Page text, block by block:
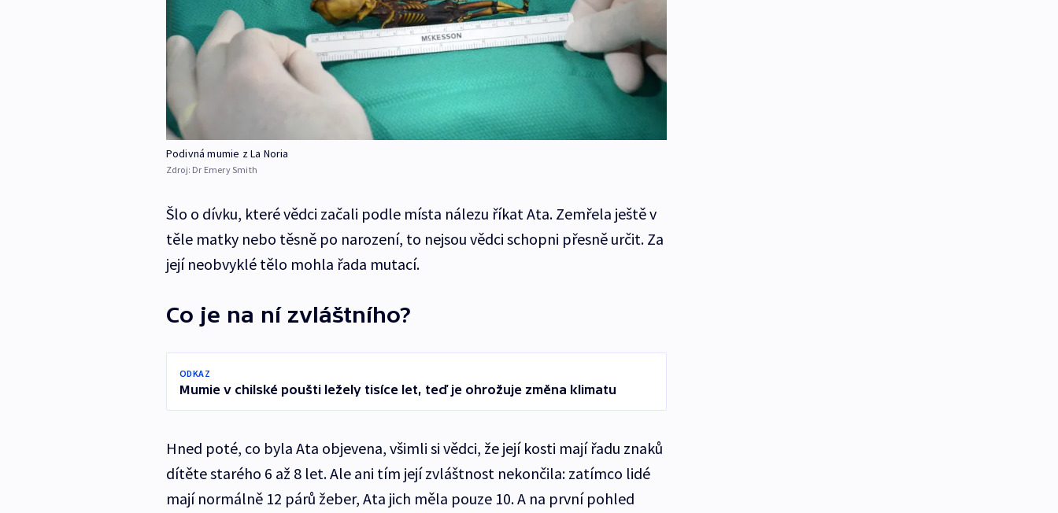
Podivná mumie z La Noria
Zdroj: Dr Emery Smith
Šlo o dívku, které vědci začali podle místa nálezu říkat Ata. Zemřela ještě v
těle matky nebo těsně po narození, to nejsou vědci schopni přesně určit. Za
její neobvyklé tělo mohla řada mutací.
Co je na ní zvláštního?
ODKAZ
Mumie v chilské poušti ležely tisíce let, teď je ohrožuje změna klimatu
Hned poté, co byla Ata objevena, všimli si vědci, že její kosti mají řadu znaků
dítěte starého 6 až 8 let. Ale ani tím její zvláštnost nekončila: zatímco lidé
mají normálně 12 párů žeber, Ata jich měla pouze 10. A na první pohled